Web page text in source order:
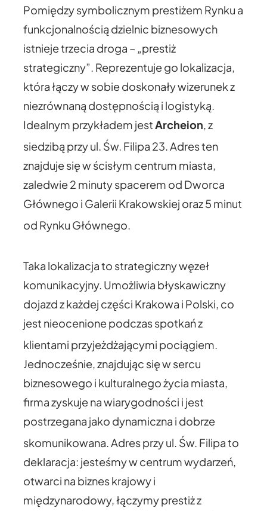
Pomiędzy symbolicznym prestiżem Rynku a
funkcjonalnością dzielnic biznesowych
istnieje trzecia droga – „prestiż
strategiczny”. Reprezentuje go lokalizacja,
która łączy w sobie doskonały wizerunek z
niezrównaną dostępnością i logistyką.
Idealnym przykładem jestArcheion, z
siedzibą przy ul. Św. Filipa 23.Adres ten
znajduje się w ścisłym centrum miasta,
zaledwie 2 minuty spacerem od Dworca
Głównego i Galerii Krakowskiej oraz 5 minut
od Rynku Głównego.
Taka lokalizacja to strategiczny węzeł
komunikacyjny. Umożliwia błyskawiczny
dojazd z każdej części Krakowa i Polski, co
jest nieocenione podczas spotkań z
klientami przyjeżdżającymi pociągiem.
Jednocześnie, znajdując się w sercu
biznesowego i kulturalnego życia miasta,
firma zyskuje na wiarygodności i jest
postrzegana jako dynamiczna i dobrze
skomunikowana.Adres przy ul. Św. Filipa to
deklaracja: jesteśmy w centrum wydarzeń,
otwarci na biznes krajowy i
międzynarodowy, łączymy prestiż z